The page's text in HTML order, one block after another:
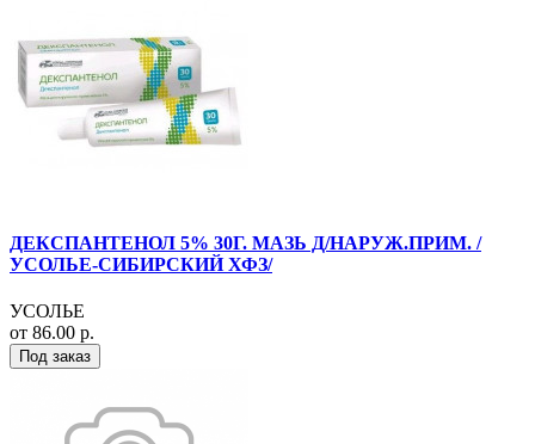
ДЕКСПАНТЕНОЛ 5% 30Г. МАЗЬ Д/НАРУЖ.ПРИМ. /
УСОЛЬЕ-СИБИРСКИЙ ХФЗ/
УСОЛЬЕ
от 86.00 р.
Под заказ